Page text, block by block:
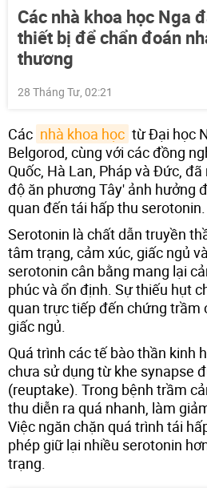
Các nhà khoa học Nga
thiết bị để chẩn đoán
thương
28 Tháng Tư, 02:21
Các nhà khoa học từ Đại học
Belgorod, cùng với các đồng
Quốc, Hà Lan, Pháp và Đức,
độ ăn phương Tây' ảnh hưởng
quan đến tái hấp thu serotonin.
Serotonin là chất dẫn truyền
tâm trạng, cảm xúc, giấc ngủ
serotonin cân bằng mang lại
phúc và ổn định. Sự thiếu hụt
quan trực tiếp đến chứng trầm
giấc ngủ.
Quá trình các tế bào thần kinh
chưa sử dụng từ khe synapse
(reuptake). Trong bệnh trầm
thu diễn ra quá nhanh, làm
Việc ngăn chặn quá trình tái
phép giữ lại nhiều serotonin
trạng.